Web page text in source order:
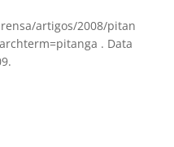
artigos/2008/pitan
. Data